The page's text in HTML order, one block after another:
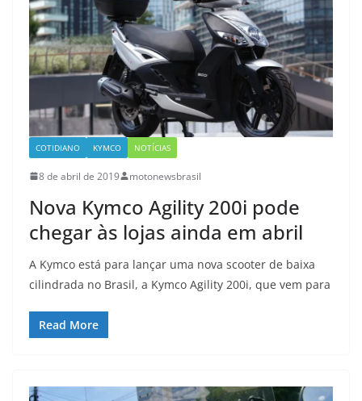
COTIDIANO KYMCO NOTÍCIAS
8 de abril de 2019 motonewsbrasil
Nova Kymco Agility 200i pode
chegar às lojas ainda em abril
A Kymco está para lançar uma nova scooter de baixa
cilindrada no Brasil, a Kymco Agility 200i, que vem para
Read More